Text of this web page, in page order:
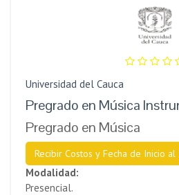
Universidad del Cauca
Pregrado en Música
Pregrado en Música
Recibir Costos y Fecha de Inicio al
Modalidad:
Presencial.